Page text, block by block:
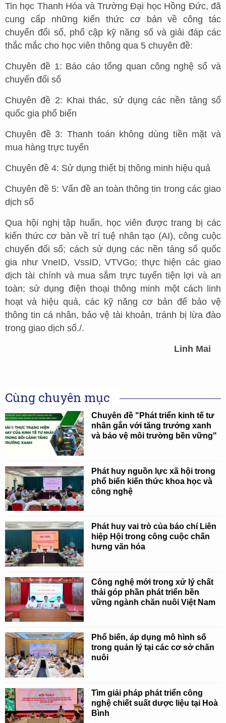
Tin học Thanh Hóa và Trường Đại học Hồng Đức, đã
cung cấp những kiến thức cơ bản về công tác
chuyển đổi số, phổ cập kỹ năng số và giải đáp các
thắc mắc cho học viên thông qua 5 chuyên đề:
Chuyên đề 1: Báo cáo tổng quan công nghệ số và
chuyển đổi số
Chuyên đề 2: Khai thác, sử dụng các nền tảng số
quốc gia phổ biến
Chuyên đề 3: Thanh toán không dùng tiền mặt và
mua hàng trực tuyến
Chuyên đề 4: Sử dụng thiết bị thông minh hiệu quả
Chuyên đề 5: Vấn đề an toàn thông tin trong các giao
dịch số
Qua hội nghị tập huấn, học viên được trang bị các
kiến thức cơ bản về trí tuệ nhân tạo (AI), công cuộc
chuyển đổi số; cách sử dụng các nền tảng số quốc
gia như VneID, VssID, VTVGo; thực hiện các giao
dịch tài chính và mua sắm trực tuyến tiện lợi và an
toàn; sử dụng điện thoại thông minh một cách linh
hoạt và hiệu quả, các kỹ năng cơ bản để bảo vệ
thông tin cá nhân, bảo vệ tài khoản, tránh bị lừa đào
trong giao dịch số./.
Linh Mai
Cùng chuyên mục
Chuyên đề "Phát triển kinh tế tư
nhân gắn với tăng trưởng xanh
và bảo vệ môi trường bền vững"
Phát huy nguồn lực xã hội trong
phổ biến kiến thức khoa học và
công nghệ
Phát huy vai trò của báo chí Liên
hiệp Hội trong công cuộc chấn
hưng văn hóa
Công nghệ mới trong xử lý chất
thải góp phần phát triển bền
vững ngành chăn nuôi Việt Nam
Phổ biến, áp dụng mô hình số
trong quản lý tại các cơ sở chăn
nuôi
Tìm giải pháp phát triển công
nghệ chiết suất dược liệu tại Hoà
Bình